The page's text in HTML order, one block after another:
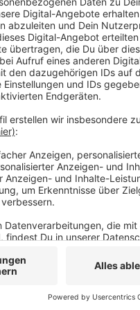
auf die bekannten
und der Burgruine
Wittener
ab 09.00 Uhr statt.
jeweiligen Start vor
Anzeige